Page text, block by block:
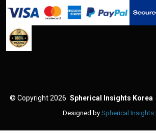
© Copyright 2026 Spherical Insights Korea
Designed by Spherical Insights